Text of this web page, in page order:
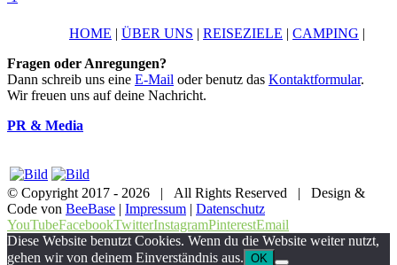
HOME | ÜBER UNS | REISEZIELE | CAMPING |
Fragen oder Anregungen?
Dann schreib uns eine E-Mail oder benutz das Kontaktformular.
Wir freuen uns auf deine Nachricht.
PR & Media
© Copyright 2017 - 2026 | All Rights Reserved | Design &
Code von BeeBase | Impressum | Datenschutz
YouTubeFacebookTwitterInstagramPinterestEmail
Diese Website benutzt Cookies. Wenn du die Website weiter nutzt,
gehen wir von deinem Einverständnis aus. OK